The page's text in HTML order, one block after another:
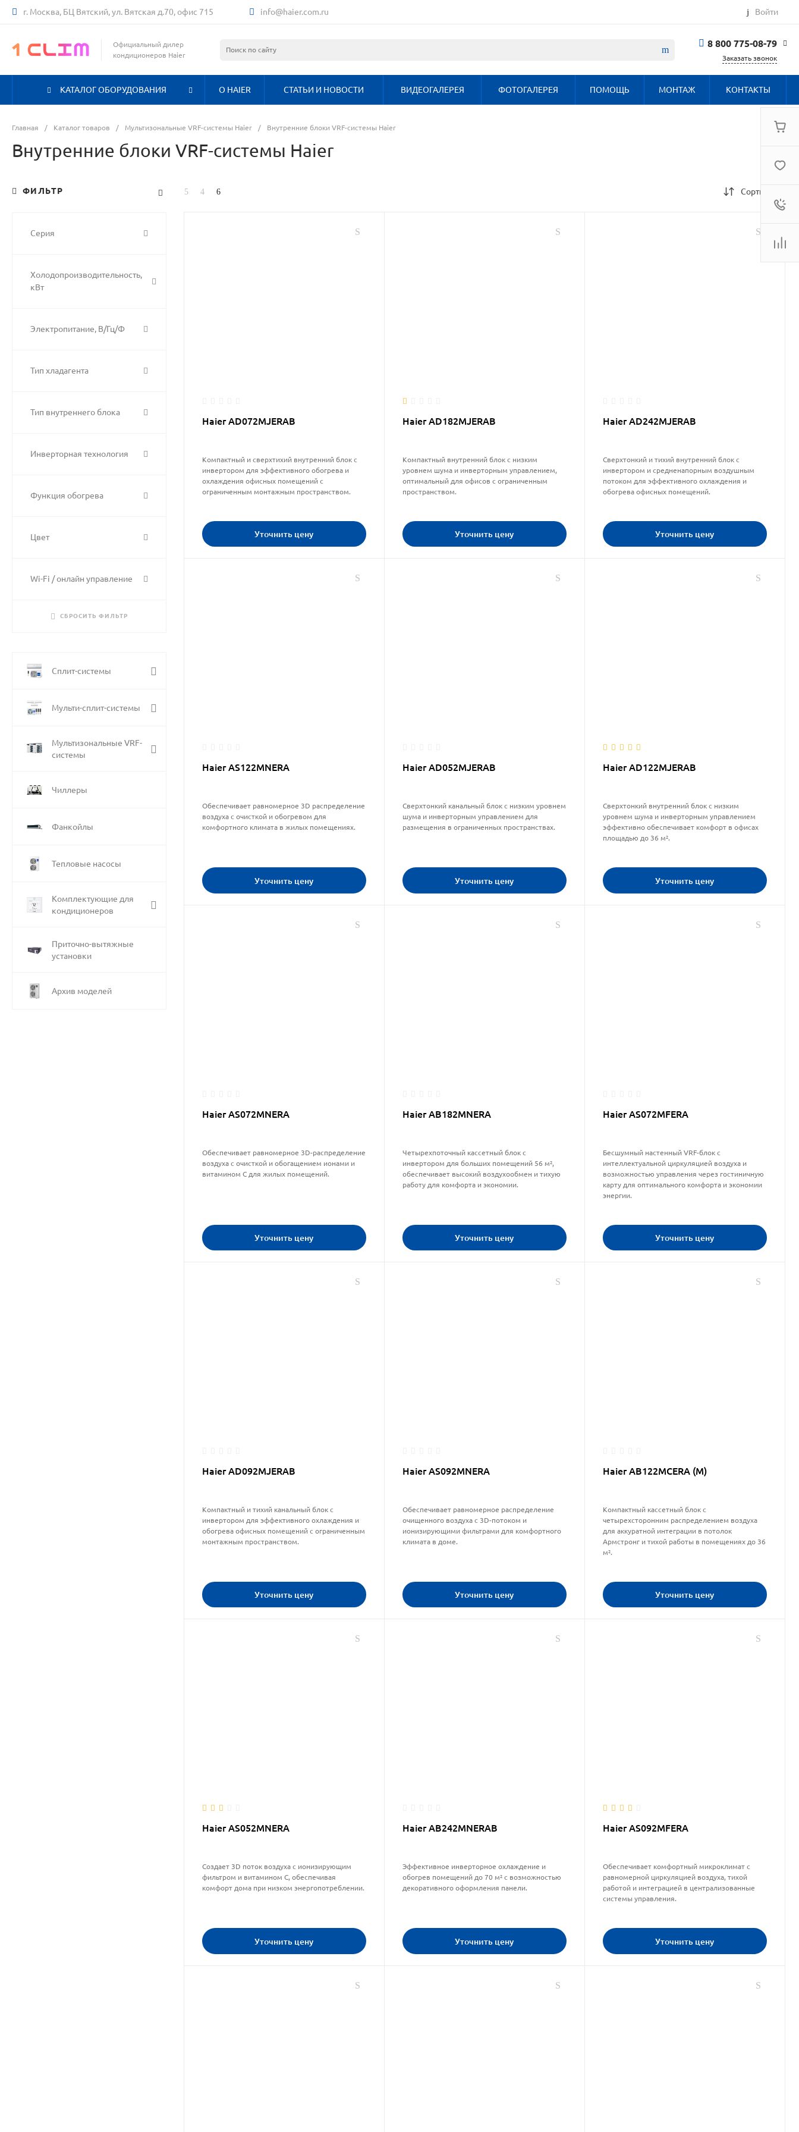
г. Москва, БЦ Вятский, ул. Вятская д.70, офис 715 info@haier.com.ru Войти
Официальный дилер
кондиционеров Haier
8 800 775-08-79
г. Москва, БЦ
Вятская д.70, офис
Заказать звонок
КАТАЛОГ ОБОРУДОВАНИЯ О HAIER СТАТЬИ И НОВОСТИ ВИДЕОГАЛЕРЕЯ ФОТОГАЛЕРЕЯ ПОМОЩЬ МОНТАЖ КОНТАКТЫ
Главная / Каталог товаров / Мультизональные VRF-системы Haier / Внутренние блоки VRF-системы Haier
Внутренние блоки VRF-системы Haier
ФИЛЬТР
Серия
Холодопроизводительность,
кВт
Электропитание, В/Гц/Ф
Тип хладагента
Тип внутреннего блока
Инверторная технология
Функция обогрева
Цвет
Wi-Fi / онлайн управление
СБРОСИТЬ ФИЛЬТР
Сплит-системы
Мульти-сплит-системы
Мультизональные VRF-
системы
Чиллеры
Фанкойлы
Тепловые насосы
Комплектующие для
кондиционеров
Приточно-вытяжные
установки
Архив моделей
Сортировка
Haier AD072MJERAB
Компактный и сверхтихий внутренний блок с
инвертором для эффективного обогрева и
охлаждения офисных помещений с
ограниченным монтажным пространством.
Уточнить цену
Haier AD182MJERAB
Компактный внутренний блок с низким
уровнем шума и инверторным управлением,
оптимальный для офисов с ограниченным
пространством.
Уточнить цену
Haier AD242MJERAB
Сверхтонкий и тихий внутренний блок с
инвертором и средненапорным воздушным
потоком для эффективного охлаждения и
обогрева офисных помещений.
Уточнить цену
Haier AS122MNERA
Обеспечивает равномерное 3D распределение
воздуха с очисткой и обогревом для
комфортного климата в жилых помещениях.
Уточнить цену
Haier AD052MJERAB
Сверхтонкий канальный блок с низким уровнем
шума и инверторным управлением для
размещения в ограниченных пространствах.
Уточнить цену
Haier AD122MJERAB
Сверхтонкий внутренний блок с низким
уровнем шума и инверторным управлением
эффективно обеспечивает комфорт в офисах
площадью до 36 м².
Уточнить цену
Haier AS072MNERA
Обеспечивает равномерное 3D-распределение
воздуха с очисткой и обогащением ионами и
витамином С для жилых помещений.
Уточнить цену
Haier AB182MNERA
Четырехпоточный кассетный блок с
инвертором для больших помещений 56 м²,
обеспечивает высокий воздухообмен и тихую
работу для комфорта и экономии.
Уточнить цену
Haier AS072MFERA
Бесшумный настенный VRF-блок с
интеллектуальной циркуляцией воздуха и
возможностью управления через гостиничную
карту для оптимального комфорта и экономии
энергии.
Уточнить цену
Haier AD092MJERAB
Компактный и тихий канальный блок с
инвертором для эффективного охлаждения и
обогрева офисных помещений с ограниченным
монтажным пространством.
Уточнить цену
Haier AS092MNERA
Обеспечивает равномерное распределение
очищенного воздуха с 3D-потоком и
ионизирующими фильтрами для комфортного
климата в доме.
Уточнить цену
Haier AB122MCERA (M)
Компактный кассетный блок с
четырехсторонним распределением воздуха
для аккуратной интеграции в потолок
Армстронг и тихой работы в помещениях до 36
м².
Уточнить цену
Haier AS052MNERA
Создает 3D поток воздуха с ионизирующим
фильтром и витамином С, обеспечивая
комфорт дома при низком энергопотреблении.
Уточнить цену
Haier AB242MNERAB
Эффективное инверторное охлаждение и
обогрев помещений до 70 м² с возможностью
декоративного оформления панели.
Уточнить цену
Haier AS092MFERA
Обеспечивает комфортный микроклимат с
равномерной циркуляцией воздуха, тихой
работой и интеграцией в централизованные
системы управления.
Уточнить цену